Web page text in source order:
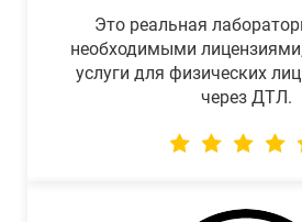
Это реальная
необходимыми
услуги для физических
через ДТЛ.